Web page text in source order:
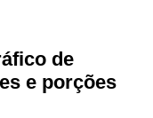
de
e porções